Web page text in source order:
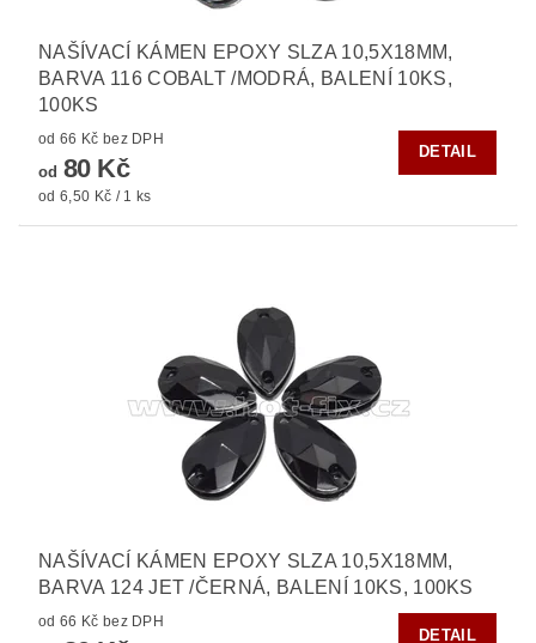
NAŠÍVACÍ KÁMEN EPOXY SLZA 10,5X18MM,
BARVA 116 COBALT /MODRÁ, BALENÍ 10KS,
100KS
od 66 Kč bez DPH
od 80 Kč
od 6,50 Kč / 1 ks
DETAIL
NAŠÍVACÍ KÁMEN EPOXY SLZA 10,5X18MM,
BARVA 124 JET /ČERNÁ, BALENÍ 10KS, 100KS
od 66 Kč bez DPH
DETAIL